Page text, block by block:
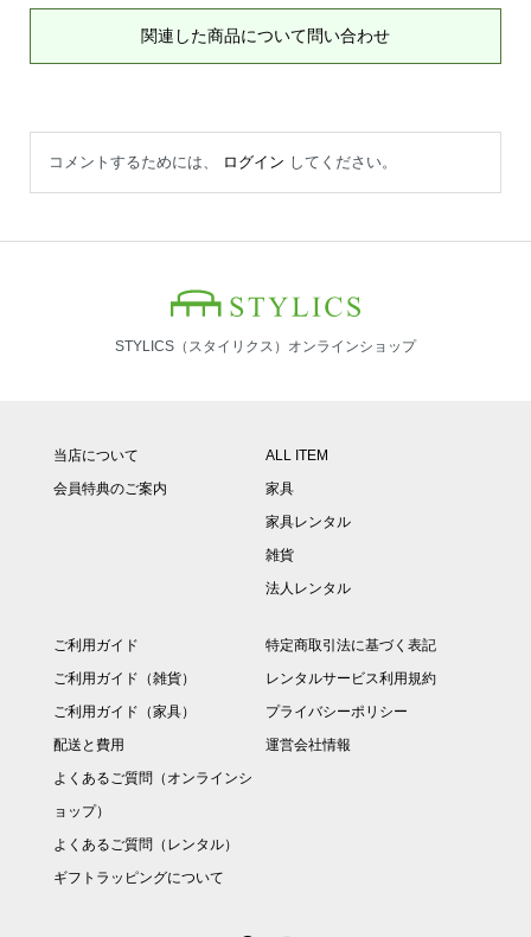
関連した商品について問い合わせ
コメントするためには、 ログイン してください。
STYLICS（スタイリクス）オンラインショップ
当店について
会員特典のご案内
ALL ITEM
家具
家具レンタル
雑貨
法人レンタル
ご利用ガイド
ご利用ガイド（雑貨）
ご利用ガイド（家具）
配送と費用
よくあるご質問（オンラインシ
ョップ）
よくあるご質問（レンタル）
ギフトラッピングについて
特定商取引法に基づく表記
レンタルサービス利用規約
プライバシーポリシー
運営会社情報